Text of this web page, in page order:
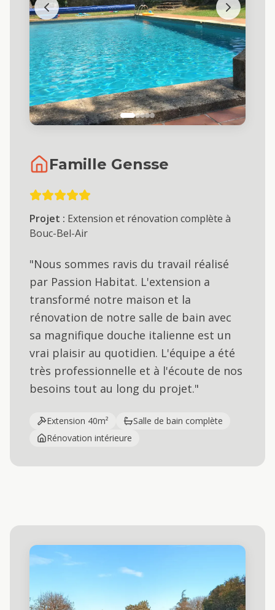
Famille Gensse
Projet : Extension et rénovation complète à
Bouc-Bel-Air
"Nous sommes ravis du travail réalisé
par Passion Habitat. L'extension a
transformé notre maison et la
rénovation de notre salle de bain avec
sa magnifique douche italienne est un
vrai plaisir au quotidien. L'équipe a été
très professionnelle et à l'écoute de nos
besoins tout au long du projet."
Extension 40m²
Salle de bain complète
Rénovation intérieure